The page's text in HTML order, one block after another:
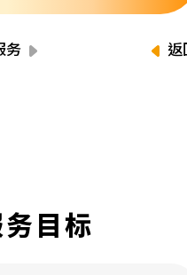
务
返
目标
名
们